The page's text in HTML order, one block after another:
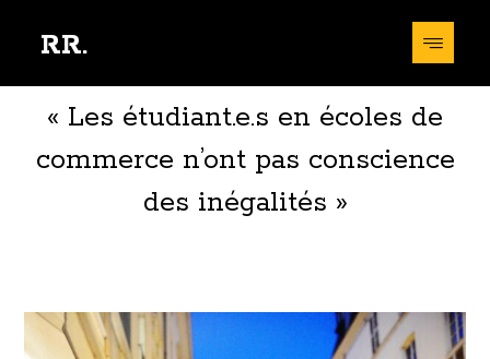
RR.
« Les étudiant.e.s en écoles de
commerce n’ont pas conscience
des inégalités »